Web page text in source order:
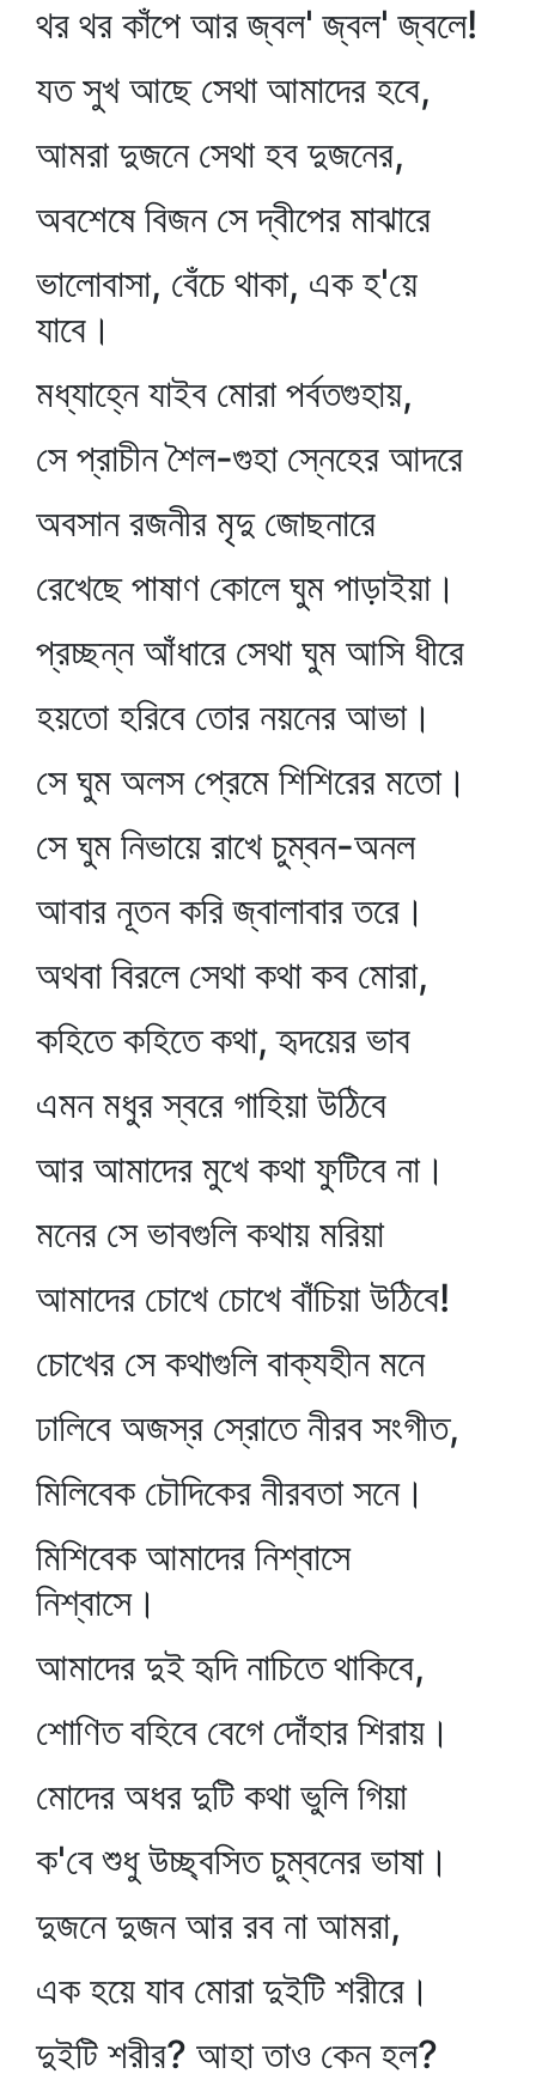
থর থর কাঁপে আর জ্বল' জ্বল' জ্বলে!
যত সুখ আছে সেথা আমাদের হবে,
আমরা দুজনে সেথা হব দুজনের,
অবশেষে বিজন সে দ্বীপের মাঝারে
ভালোবাসা, বেঁচে থাকা, এক হ'য়ে
যাবে।
মধ্যাহ্নে যাইব মোরা পর্বতগুহায়,
সে প্রাচীন শৈল-গুহা স্নেহের আদরে
অবসান রজনীর মৃদু জোছনারে
রেখেছে পাষাণ কোলে ঘুম পাড়াইয়া।
প্রচ্ছন্ন আঁধারে সেথা ঘুম আসি ধীরে
হয়তো হরিবে তোর নয়নের আভা।
সে ঘুম অলস প্রেমে শিশিরের মতো।
সে ঘুম নিভায়ে রাখে চুম্বন-অনল
আবার নূতন করি জ্বালাবার তরে।
অথবা বিরলে সেথা কথা কব মোরা,
কহিতে কহিতে কথা, হৃদয়ের ভাব
এমন মধুর স্বরে গাহিয়া উঠিবে
আর আমাদের মুখে কথা ফুটিবে না।
মনের সে ভাবগুলি কথায় মরিয়া
আমাদের চোখে চোখে বাঁচিয়া উঠিবে!
চোখের সে কথাগুলি বাক্যহীন মনে
ঢালিবে অজস্র স্রোতে নীরব সংগীত,
মিলিবেক চৌদিকের নীরবতা সনে।
মিশিবেক আমাদের নিশ্বাসে
নিশ্বাসে।
আমাদের দুই হৃদি নাচিতে থাকিবে,
শোণিত বহিবে বেগে দোঁহার শিরায়।
মোদের অধর দুটি কথা ভুলি গিয়া
ক'বে শুধু উচ্ছ্বসিত চুম্বনের ভাষা।
দুজনে দুজন আর রব না আমরা,
এক হয়ে যাব মোরা দুইটি শরীরে।
দুইটি শরীর? আহা তাও কেন হল?